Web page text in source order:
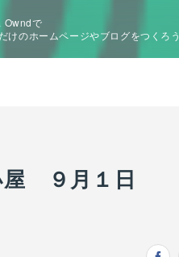
Owndで
けのホームページやブログをつくろう
屋 ９月１日